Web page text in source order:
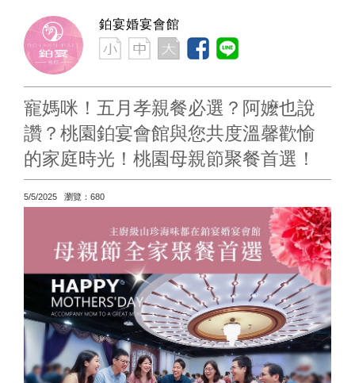
鉑宴婚宴會館
寵媽咪！五月孝親餐必選？阿嬤也說
讚？桃園鉑宴會館與您共度溫馨歡愉
的家庭時光！桃園母親節聚餐首選！
5/5/2025 瀏覽：680